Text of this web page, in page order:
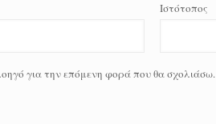
Ιστότοπος
για την επόμενη φορά που θα σχολιάσω.